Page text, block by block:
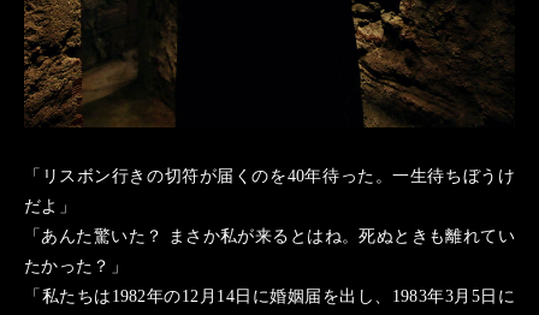
「リスボン行きの切符が届くのを40年待った。一生待ちぼうけ
だよ」
「あんた驚いた？ まさか私が来るとはね。死ぬときも離れてい
たかった？」
「私たちは1982年の12月14日に婚姻届を出し、1983年3月5日に